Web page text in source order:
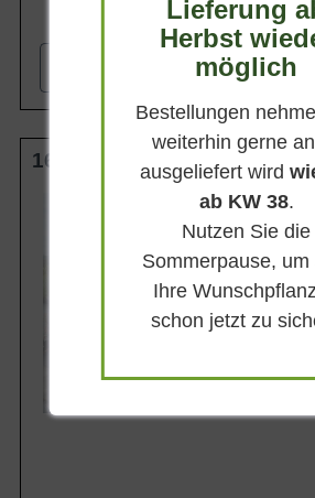
In den
160-180 cm (Höhe) m. B.
Blatt- /
Lieferung
Herbst
möglich
Bestellungen
weiterhin gerne
ausgeliefert wird
ab KW 38.
Nutzen Sie die
Sommerpause, um
Ihre
schon jetzt zu